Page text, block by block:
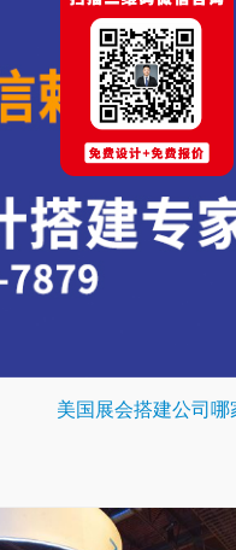
美国展会搭建公司哪